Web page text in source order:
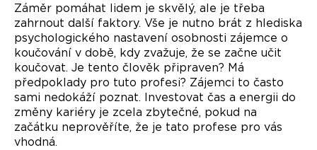
Záměr pomáhat lidem je skvělý, ale je třeba
zahrnout další faktory. Vše je nutno brát z hlediska
psychologického nastavení osobnosti zájemce o
koučování v době, kdy zvažuje, že se začne učit
koučovat. Je tento člověk připraven? Má
předpoklady pro tuto profesi? Zájemci to často
sami nedokáží poznat. Investovat čas a energii do
změny kariéry je zcela zbytečné, pokud na
začátku neprověříte, že je tato profese pro vás
vhodná.